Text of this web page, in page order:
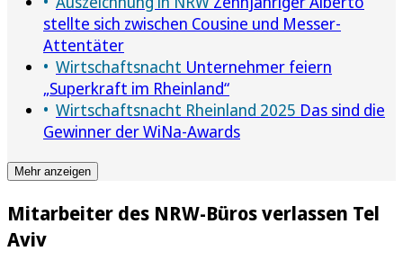
stellte sich zwischen Cousine und Messer-
Attentäter
Wirtschaftsnacht Unternehmer feiern
„Superkraft im Rheinland“
Wirtschaftsnacht Rheinland 2025 Das sind die
Gewinner der WiNa-Awards
Mehr anzeigen
Mitarbeiter des NRW-Büros verlassen Tel
Aviv